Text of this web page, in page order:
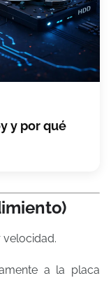
y por qué
velocidad.
a la placa